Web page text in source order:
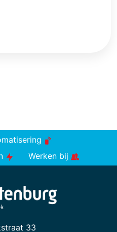
Werken bij
33